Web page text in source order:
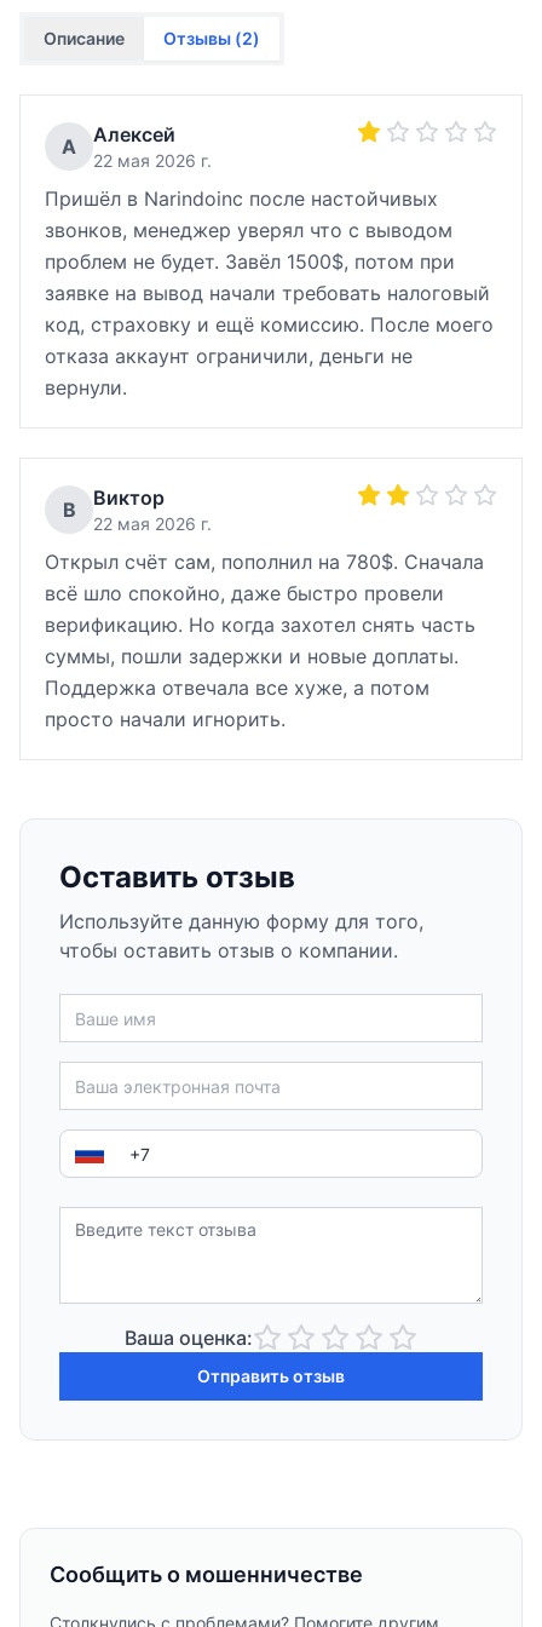
Описание Отзывы (2)
А Алексей
22 мая 2026 г.
Пришёл в Narindoinc после настойчивых
звонков, менеджер уверял что с выводом
проблем не будет. Завёл 1500$, потом при
заявке на вывод начали требовать налоговый
код, страховку и ещё комиссию. После моего
отказа аккаунт ограничили, деньги не
вернули.
В Виктор
22 мая 2026 г.
Открыл счёт сам, пополнил на 780$. Сначала
всё шло спокойно, даже быстро провели
верификацию. Но когда захотел снять часть
суммы, пошли задержки и новые доплаты.
Поддержка отвечала все хуже, а потом
просто начали игнорить.
Оставить отзыв
Используйте данную форму для того,
чтобы оставить отзыв о компании.
Ваша оценка:
Отправить отзыв
Сообщить о мошенничестве
Столкнулись с проблемами? Помогите другим,